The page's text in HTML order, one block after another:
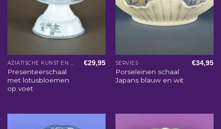
AZIATISCHE KUNST EN WOONACCESSOIRES
Presenteerschaal
met lotusbloemen
op voet
€29,95 SERVIES
Porseleinen schaal
Japans blauw en wit
€34,95